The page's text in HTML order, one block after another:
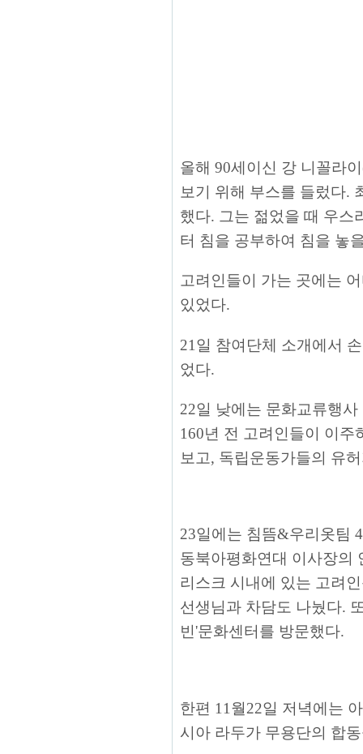
올해 90세이신 강 니꼴라
보기 위해 부스를 들렀다.
했다. 그는 젊었을 때 우스
터 침을 공부하여 침을 놓
고려인들이 가는 곳에는
있었다.
21일 참여단체 소개에서
었다.
22일 낮에는 문화교류행
160년 전 고려인들이 이
보고, 독립운동가들의 유
23일에는 침뜸&우리옷팀
동북아평화연대 이사장의
리스크 시내에 있는 고려
선생님과 차담도 나눴다.
빈'문화센터를 방문했다.
한편 11월22일 저녁에는
시아 라두가 무용단의 합